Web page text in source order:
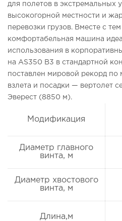
для полетов в экстремальных
высокогорной местности и
перевозки грузов. Вместе с
комфортабельная машина
использования в
на AS350 B3 в стандартной
поставлен мировой рекорд по
взлета и посадки — вертолет
Эверест (8850 м).
Модификация
Диаметр главного
винта, м
Диаметр хвостового
винта, м
Длина,м